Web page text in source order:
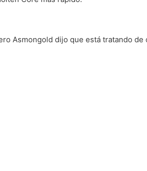
Asmongold dijo que está tratando